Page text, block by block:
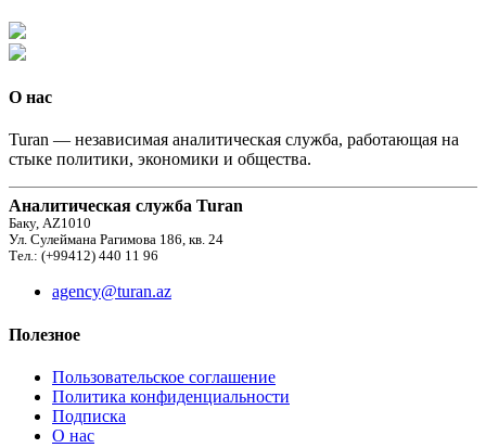
О нас
Turan — независимая аналитическая служба, работающая на
стыке политики, экономики и общества.
Аналитическая служба Turan
Баку, AZ1010
Ул. Сулеймана Рагимова 186, кв. 24
Тел.: (+99412) 440 11 96
agency@turan.az
Полезное
Пользовательское соглашение
Политика конфиденциальности
Подписка
О нас